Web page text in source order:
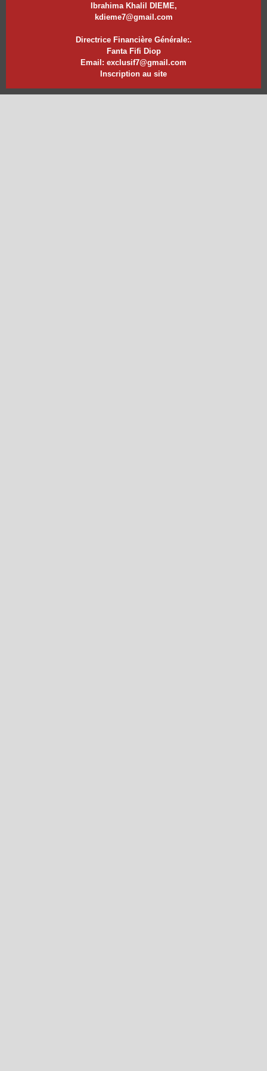
Ibrahima Khalil DIEME,
kdieme7@gmail.com
Directrice Financière Générale:.
Fanta Fifi Diop
Email: exclusif7@gmail.com
Inscription au site